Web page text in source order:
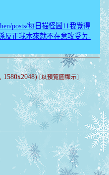
posts/每日描怪圖11我覺得
反正我本來就不在意攻受ㄉ-
1580x2048)[以預覽圖顯示]